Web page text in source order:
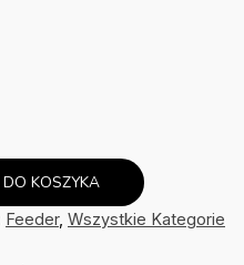
KOSZYKA
Feeder, Wszystkie Kategorie